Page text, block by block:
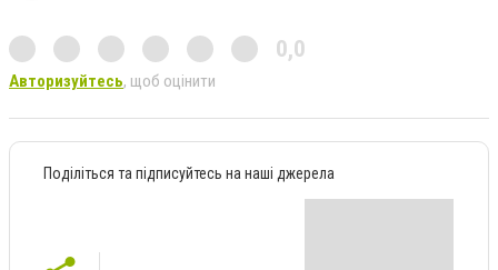
0,0
Авторизуйтесь, щоб оцінити
Поділіться та підписуйтесь на наші джерела